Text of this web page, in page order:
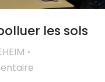
les sols